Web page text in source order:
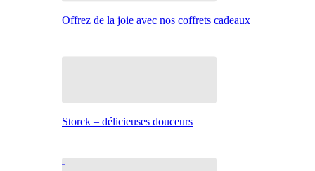
Offrez de la joie avec nos coffrets cadeaux
Storck – délicieuses douceurs